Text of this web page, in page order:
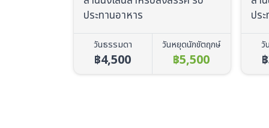
ประทานอาหาร
วันธรรมดา
฿3,500
วันหยุดนักขัตฤกษ์
฿4,500
ปร
วั